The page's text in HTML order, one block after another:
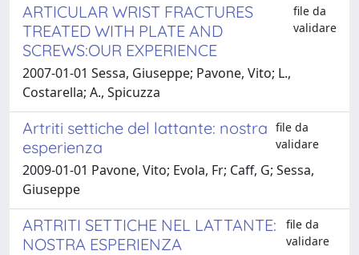
ARTICULAR WRIST FRACTURES
TREATED WITH PLATE AND
SCREWS:OUR EXPERIENCE
file da
validare
2007-01-01 Sessa, Giuseppe; Pavone, Vito; L.,
Costarella; A., Spicuzza
Artriti settiche del lattante: nostra
esperienza
file da
validare
2009-01-01 Pavone, Vito; Evola, Fr; Caff, G; Sessa,
Giuseppe
ARTRITI SETTICHE NEL LATTANTE:
NOSTRA ESPERIENZA
file da
validare